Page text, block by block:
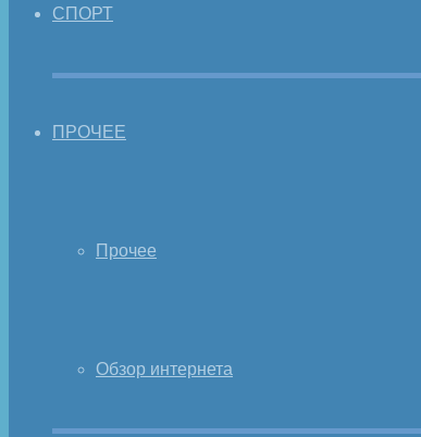
СПОРТ
ПРОЧЕЕ
Прочее
Обзор интернета